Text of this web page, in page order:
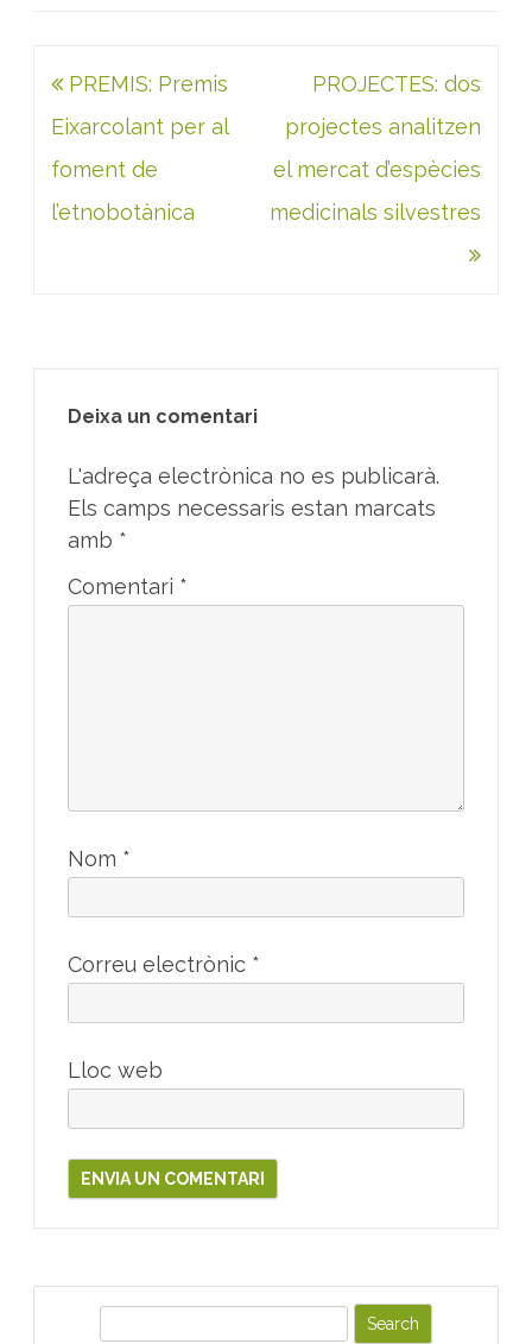
Navegació
d'entrades
PREMIS: Premis
Eixarcolant per al
foment de
l’etnobotànica
PROJECTES: dos
projectes analitzen
el mercat d’espècies
medicinals silvestres
Deixa un comentari
L'adreça electrònica no es publicarà.
Els camps necessaris estan marcats
amb *
Comentari *
Nom *
Correu electrònic *
Lloc web